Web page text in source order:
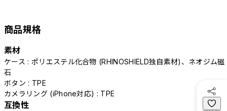
商品規格
素材
ケース : ポリエステル化合物 (RHINOSHIELD独自素材)、ネオジム磁
石
ボタン : TPE
カメラリング (iPhone対応) : TPE
互換性